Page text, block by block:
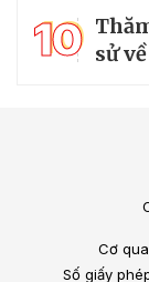
10 sử
Cơ
Số giấy